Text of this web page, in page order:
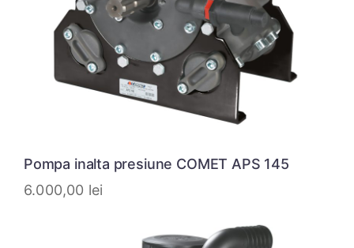
Pompa inalta presiune COMET APS 145
6.000,00 lei